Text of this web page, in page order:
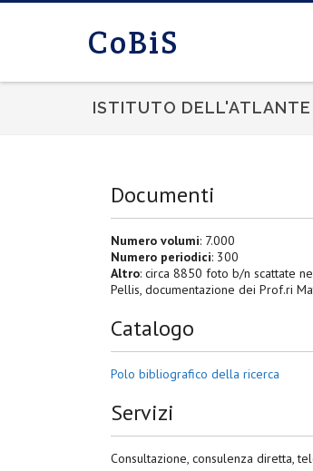
CoBiS
ISTITUTO
Documenti
Numero volumi: 7.000
Numero periodici: 300
Altro: circa 8850 foto b/n scattate
Pellis, documentazione dei Prof.ri
Catalogo
Polo bibliografico della ricerca
Servizi
Consultazione, consulenza diretta,